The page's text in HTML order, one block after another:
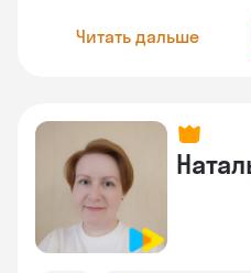
Читать дальше